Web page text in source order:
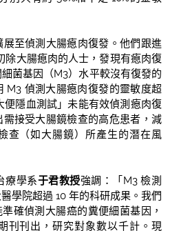
至偵測大腸瘜肉復發。他們跟進
除大腸瘜肉的人士，發現有瘜肉復
菌基因（M3）水平較沒有復發的
M3 偵測大腸瘜肉復發的靈敏度超
便隱血測試」未能有效偵測瘜肉復
接受大腸鏡檢查的高危患者，減
查（如大腸鏡）所產生的潛在風
療學系于君教授強調：「M3 檢測
學院超過 10 年的科研成果。我們
確偵測大腸癌的糞便細菌基因，
刊刊出，研究對象數以千計。現